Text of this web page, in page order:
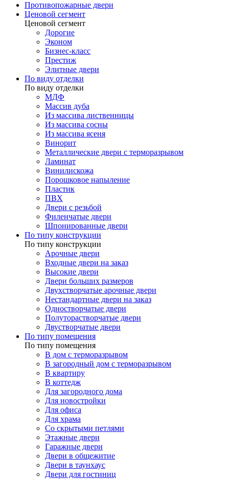
Противопожарные двери
Ценовой сегмент
Ценовой сегмент
Дорогие
Эконом
Бизнес-класс
Престиж
Элитные двери
По виду отделки
По виду отделки
МДФ
Массив дуба
Из массива лиственницы
Из массива сосны
Из массива ясеня
Винорит
Металлические двери с терморазрывом
Ламинат
Винилискожа
Порошковое напыление
Пластик
ПВХ
Двери с резьбой
Филенчатые двери
Шпонированные двери
По типу конструкции
По типу конструкции
Арочные двери
Входные двери на заказ
Высокие двери
Двери больших размеров
Двухстворчатые арочные двери
Нестандартные двери на заказ
Одностворчатые двери
Полуторастворчатые двери
Двустворчатые двери
По типу помещения
По типу помещения
В дом с терморазрывом
В загородный дом с терморазрывом
В квартиру
В коттедж
Для загородного дома
Для новостройки
Для офиса
Для храма
Со скрытыми петлями
Этажные двери
Гаражные двери
Двери в общежитие
Двери в таунхаус
Двери для гостиниц